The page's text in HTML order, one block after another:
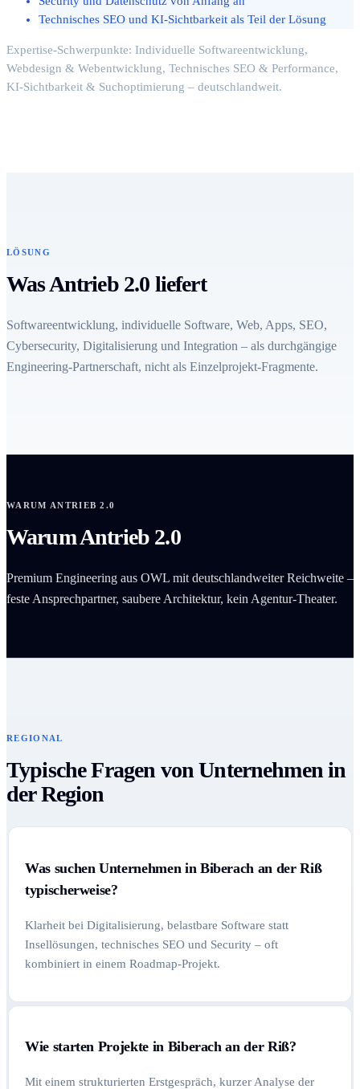
Technisches SEO und KI-Sichtbarkeit als Teil der Lösung
Expertise-Schwerpunkte: Individuelle Softwareentwicklung,
Webdesign & Webentwicklung, Technisches SEO & Performance,
KI-Sichtbarkeit & Suchoptimierung – deutschlandweit.
LÖSUNG
Was Antrieb 2.0 liefert
Softwareentwicklung, individuelle Software, Web, Apps, SEO,
Cybersecurity, Digitalisierung und Integration – als durchgängige
Engineering-Partnerschaft, nicht als Einzelprojekt-Fragmente.
WARUM ANTRIEB 2.0
Warum Antrieb 2.0
Premium Engineering aus OWL mit deutschlandweiter Reichweite –
feste Ansprechpartner, saubere Architektur, kein Agentur-Theater.
REGIONAL
Typische Fragen von Unternehmen in
der Region
Was suchen Unternehmen in Biberach an der Riß
typischerweise?
Klarheit bei Digitalisierung, belastbare Software statt
Insellösungen, technisches SEO und Security – oft
kombiniert in einem Roadmap-Projekt.
Wie starten Projekte in Biberach an der Riß?
Mit einem strukturierten Erstgespräch, kurzer Analyse der